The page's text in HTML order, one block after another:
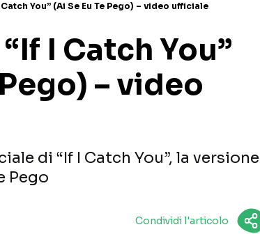
You” (Ai Se Eu Te Pego) – video ufficiale
I Catch You”
– video
di “If I Catch You”, la versione
Pego
Condividi l'articolo